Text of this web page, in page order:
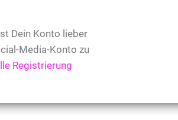
Dein Konto lieber
Media-Konto zu
Registrierung